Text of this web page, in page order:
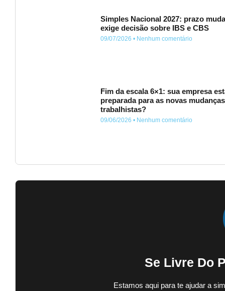
Simples Nacional 2027: prazo
exige decisão sobre IBS e CBS
09/07/2026 Nenhum comentário
Fim da escala 6×1: sua empresa
preparada para as novas mudanças
trabalhistas?
09/06/2026 Nenhum comentário
Se Livre Do
Estamos aqui para te ajudar a